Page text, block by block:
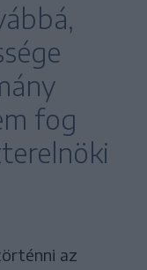
fog
az